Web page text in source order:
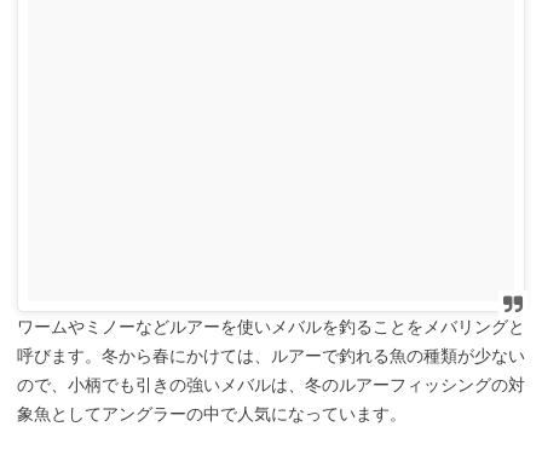
ワームやミノーなどルアーを使いメバルを釣ることをメバリングと
呼びます。冬から春にかけては、ルアーで釣れる魚の種類が少ない
ので、小柄でも引きの強いメバルは、冬のルアーフィッシングの対
象魚としてアングラーの中で人気になっています。